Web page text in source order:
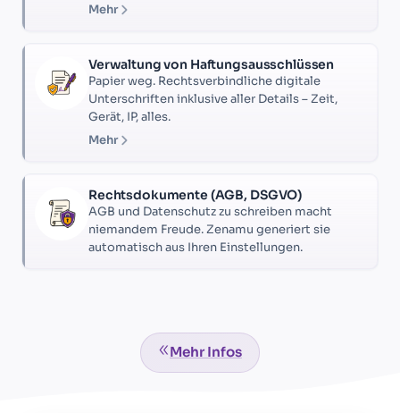
Mehr
Verwaltung von Haftungsausschlüssen
Papier weg. Rechtsverbindliche digitale
Unterschriften inklusive aller Details – Zeit,
Gerät, IP, alles.
Mehr
Rechtsdokumente (AGB, DSGVO)
AGB und Datenschutz zu schreiben macht
niemandem Freude. Zenamu generiert sie
automatisch aus Ihren Einstellungen.
Mehr Infos